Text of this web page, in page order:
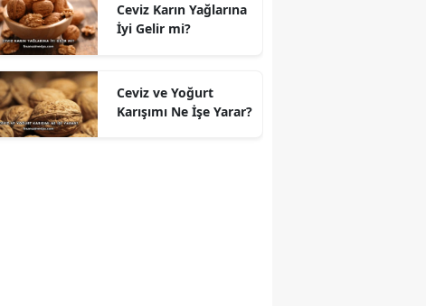
Ceviz Karın Yağlarına
İyi Gelir mi?
Ceviz ve Yoğurt
Karışımı Ne İşe Yarar?